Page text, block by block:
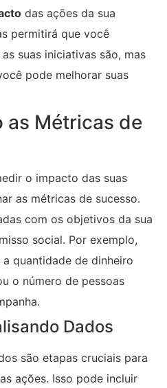
das ações da sua
permitirá que você
suas iniciativas são, mas
pode melhorar suas
as Métricas de
o impacto das suas
as métricas de sucesso.
com os objetivos da sua
social. Por exemplo,
quantidade de dinheiro
o número de pessoas
Dados
são etapas cruciais para
ações. Isso pode incluir